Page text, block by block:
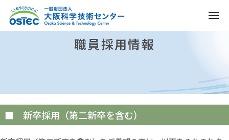
職員採用情報
■ 新卒採用（第二新卒を含む）